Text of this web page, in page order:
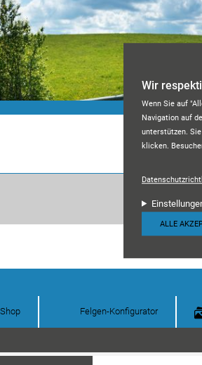
Wir
Wenn Sie auf
Navigation auf
unterstützen.
klicken.
ALLE
Shop Felgen-Konfigurator